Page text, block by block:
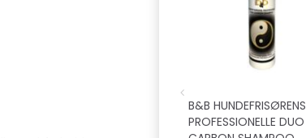
B&B HUNDEFRISØRENS
PROFESSIONELLE DUO